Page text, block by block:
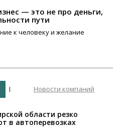
— это не про деньги,
пути
к человеку и желание
Новости компаний
области резко
в автоперевозках